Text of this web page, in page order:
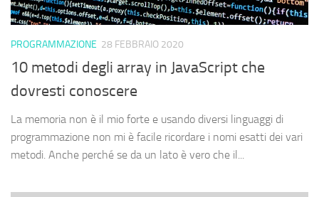
PROGRAMMAZIONE 28 FEBBRAIO 2020
10 metodi degli array in JavaScript che
dovresti conoscere
La memoria non è il mio forte e usando diversi linguaggi di
programmazione non mi è facile ricordare i nomi esatti dei vari
metodi. Anche perché se da un lato è vero che il...